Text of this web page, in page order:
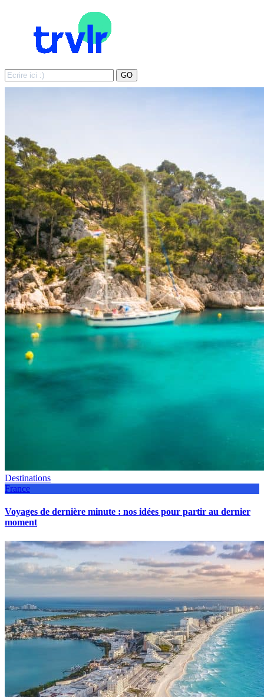
Search
for:
GO
Destinations
France
Voyages de dernière minute : nos idées pour partir au dernier
moment